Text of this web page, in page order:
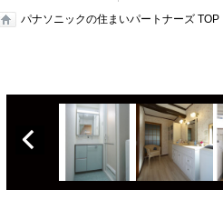
パナソニックの住まいパートナーズ TOP